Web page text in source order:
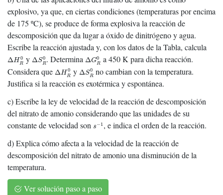
explosivo, ya que, en ciertas condiciones (temperaturas por encima
de 175 ºC), se produce de forma explosiva la reacción de
descomposición que da lugar a óxido de dinitrógeno y agua.
Escribe la reacción ajustada y, con los datos de la Tabla, calcula
ΔH 0
R
Δ HR 0y ΔS0
R
Δ SR. Determina ΔG0
R
Δ GR 0a 450 K para dicha reacción.
Considera que ΔH 0
R
Δ HR 0y ΔS0
R
Δ SR 0no cambian con la temperatura.
Justifica si la reacción es exotérmica y espontánea.
c) Escribe la ley de velocidad de la reacción de descomposición
del nitrato de amonio considerando que las unidades de su
constante de velocidad son s−1
−1 , e indica el orden de la reacción.
d) Explica cómo afecta a la velocidad de la reacción de
descomposición del nitrato de amonio una disminución de la
temperatura.
Ver solución paso a paso